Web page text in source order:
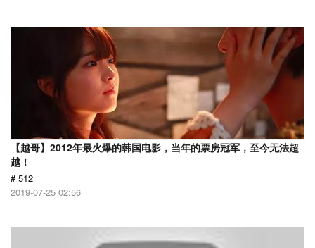
【越哥】2012年最火爆的韩国电影，当年的票房冠军，至今无法超
越！
# 512
2019-07-25 02:56